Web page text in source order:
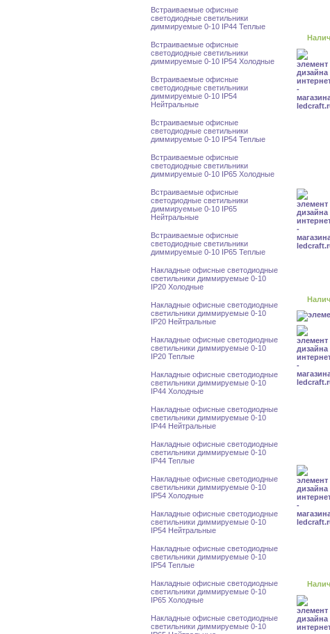
Встраиваемые офисные
светодиодные светильники
диммируемые 0-10 IP44 Теплые
Встраиваемые офисные
светодиодные светильники
диммируемые 0-10 IP54 Холодные
Встраиваемые офисные
светодиодные светильники
диммируемые 0-10 IP54
Нейтральные
Встраиваемые офисные
светодиодные светильники
диммируемые 0-10 IP54 Теплые
Встраиваемые офисные
светодиодные светильники
диммируемые 0-10 IP65 Холодные
Встраиваемые офисные
светодиодные светильники
диммируемые 0-10 IP65
Нейтральные
Встраиваемые офисные
светодиодные светильники
диммируемые 0-10 IP65 Теплые
Накладные офисные светодиодные
светильники диммируемые 0-10
IP20 Холодные
Накладные офисные светодиодные
светильники диммируемые 0-10
IP20 Нейтральные
Накладные офисные светодиодные
светильники диммируемые 0-10
IP20 Теплые
Накладные офисные светодиодные
светильники диммируемые 0-10
IP44 Холодные
Накладные офисные светодиодные
светильники диммируемые 0-10
IP44 Нейтральные
Накладные офисные светодиодные
светильники диммируемые 0-10
IP44 Теплые
Накладные офисные светодиодные
светильники диммируемые 0-10
IP54 Холодные
Накладные офисные светодиодные
светильники диммируемые 0-10
IP54 Нейтральные
Накладные офисные светодиодные
светильники диммируемые 0-10
IP54 Теплые
Накладные офисные светодиодные
светильники диммируемые 0-10
IP65 Холодные
Накладные офисные светодиодные
светильники диммируемые 0-10